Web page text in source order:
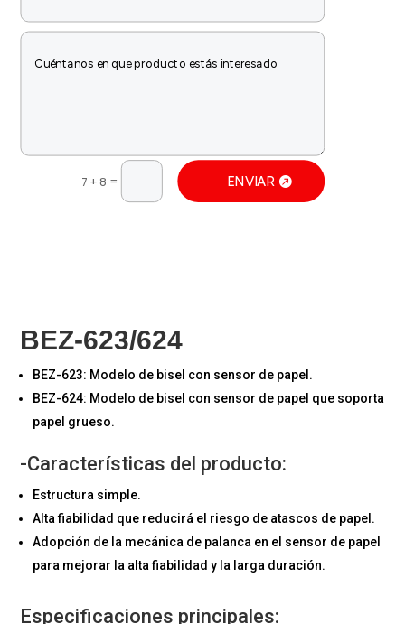
7 + 8 = ENVIAR
BEZ-623/624
BEZ-623: Modelo de bisel con sensor de papel.
BEZ-624: Modelo de bisel con sensor de papel que soporta
papel grueso.
-Características del producto:
Estructura simple.
Alta fiabilidad que reducirá el riesgo de atascos de papel.
Adopción de la mecánica de palanca en el sensor de papel
para mejorar la alta fiabilidad y la larga duración.
Especificaciones principales: